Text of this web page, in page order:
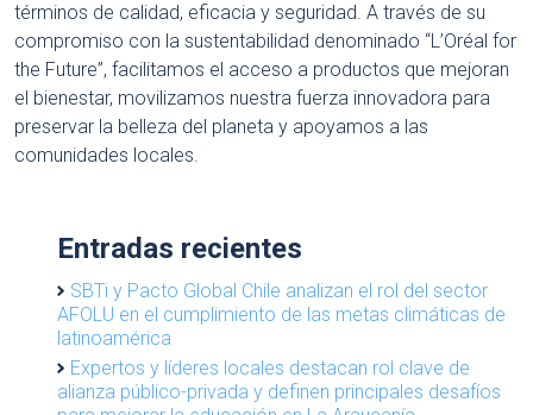
términos de calidad, eficacia y seguridad. A través de su
compromiso con la sustentabilidad denominado “L’Oréal for
the Future”, facilitamos el acceso a productos que mejoran
el bienestar, movilizamos nuestra fuerza innovadora para
preservar la belleza del planeta y apoyamos a las
comunidades locales.
Entradas recientes
SBTi y Pacto Global Chile analizan el rol del sector
AFOLU en el cumplimiento de las metas climáticas de
latinoamérica
Expertos y líderes locales destacan rol clave de
alianza público-privada y definen principales desafíos